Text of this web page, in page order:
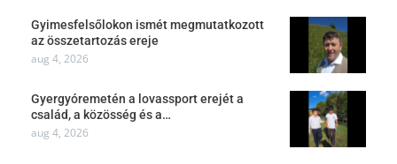
Gyimesfelsőlokon ismét megmutatkozott
az összetartozás ereje
aug 4, 2026
Gyergyóremetén a lovassport erejét a
család, a közösség és a…
aug 4, 2026